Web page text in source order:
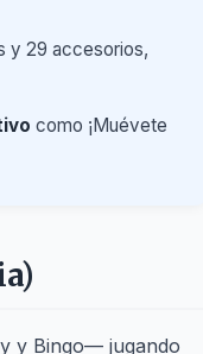
y 29 accesorios,
como ¡Muévete
y Bingo— jugando